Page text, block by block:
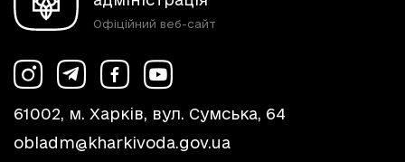
Офіційний веб-сайт
61002, м. Харків, вул. Сумська, 64
obladm@kharkivoda.gov.ua